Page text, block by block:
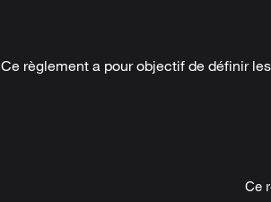
​Ce règlement a pour objectif de définir
Ce